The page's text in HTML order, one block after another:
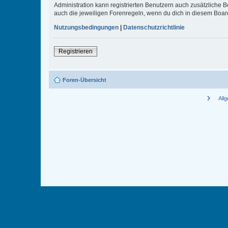
Administration kann registrierten Benutzern auch zusätzliche
auch die jeweiligen Forenregeln, wenn du dich in diesem
Nutzungsbedingungen | Datenschutzrichtlinie
Registrieren
Foren-Übersicht
chevron_right